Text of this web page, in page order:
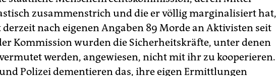
zusammenstrich und die er völlig marginalisiert hat,
nach eigenen Angaben 89 Morde an Aktivisten seit
Kommission wurden die Sicherheitskräfte, unter denen
werden, angewiesen, nicht mit ihr zu kooperieren.
Polizei dementieren das, ihre eigen Ermittlungen